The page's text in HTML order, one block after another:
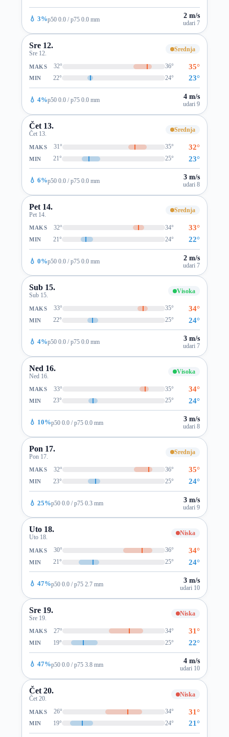
💧 3%p50 0.0 / p75 0.0 mm 2 m/s
udari 7
Sre 12.
Sre 12.
Srednja
MAKS 32° 36° 35°
MIN 22° 24° 23°
💧 4%p50 0.0 / p75 0.0 mm 4 m/s
udari 9
Čet 13.
Čet 13.
Srednja
MAKS 31° 35° 32°
MIN 21° 25° 23°
💧 6%p50 0.0 / p75 0.0 mm 3 m/s
udari 8
Pet 14.
Pet 14.
Srednja
MAKS 32° 34° 33°
MIN 21° 24° 22°
💧 0%p50 0.0 / p75 0.0 mm 2 m/s
udari 7
Sub 15.
Sub 15.
Visoka
MAKS 33° 35° 34°
MIN 22° 25° 24°
💧 4%p50 0.0 / p75 0.0 mm 3 m/s
udari 7
Ned 16.
Ned 16.
Visoka
MAKS 33° 35° 34°
MIN 23° 25° 24°
💧 10%p50 0.0 / p75 0.0 mm 3 m/s
udari 8
Pon 17.
Pon 17.
Srednja
MAKS 32° 36° 35°
MIN 23° 25° 24°
💧 25%p50 0.0 / p75 0.3 mm 3 m/s
udari 9
Uto 18.
Uto 18.
Niska
MAKS 30° 36° 34°
MIN 21° 25° 24°
💧 47%p50 0.0 / p75 2.7 mm 3 m/s
udari 10
Sre 19.
Sre 19.
Niska
MAKS 27° 34° 31°
MIN 19° 25° 22°
💧 47%p50 0.0 / p75 3.8 mm 4 m/s
udari 10
Čet 20.
Čet 20.
Niska
MAKS 26° 34° 31°
MIN 19° 24° 21°